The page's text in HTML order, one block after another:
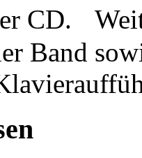
CD.
Band